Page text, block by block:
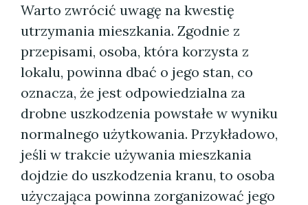
Warto zwrócić uwagę na kwestię
utrzymania mieszkania. Zgodnie z
przepisami, osoba, która korzysta z
lokalu, powinna dbać o jego stan, co
oznacza, że jest odpowiedzialna za
drobne uszkodzenia powstałe w wyniku
normalnego użytkowania. Przykładowo,
jeśli w trakcie używania mieszkania
dojdzie do uszkodzenia kranu, to osoba
użyczająca powinna zorganizować jego